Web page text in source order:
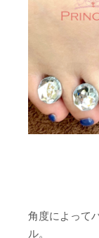
角度によって
ル。